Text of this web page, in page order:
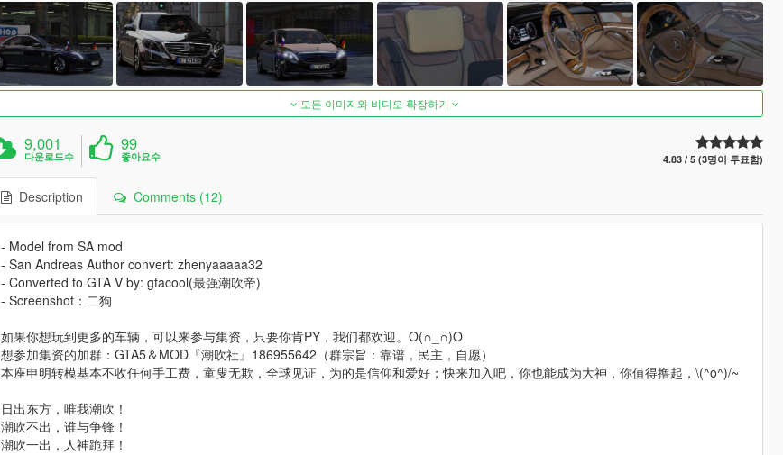
모든 이미지와 비디오 확장하기
9,001
다운로드수
99
좋아요수 4.83 / 5 (3명이 투표함)
Description Comments (12)
- Model from SA mod
- San Andreas Author convert: zhenyaaaaa32
- Converted to GTA V by: gtacool(最强潮吹帝)
- Screenshot：二狗
如果你想玩到更多的车辆，可以来参与集资，只要你肯PY，我们都欢迎。O(∩_∩)O
想参加集资的加群：GTA5＆MOD『潮吹社』186955642（群宗旨：靠谱，民主，自愿）
本座申明转模基本不收任何手工费，童叟无欺，全球见证，为的是信仰和爱好；快来加入吧，你也能成为大神，你值得撸起，\(^o^)/~
日出东方，唯我潮吹！
潮吹不出，谁与争锋！
潮吹一出，人神跪拜！